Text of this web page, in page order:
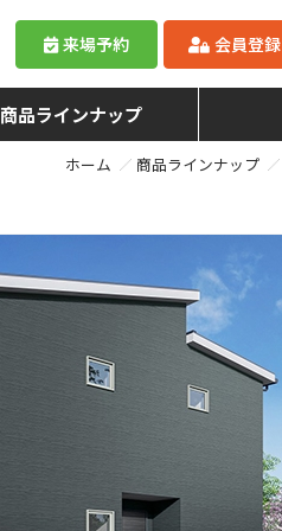
来場予約 会員登録
商品ラインナップ
ホーム 商品ラインナップ